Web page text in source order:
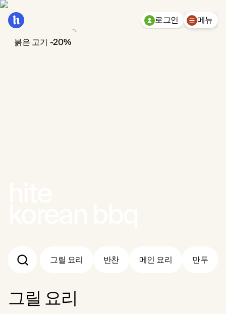
메뉴
로그인
붉은 고기 -20%
그릴 요리 반찬 메인 요리 만두
그릴 요리